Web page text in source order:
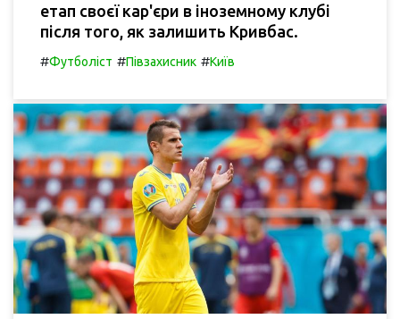
етап своєї кар'єри в іноземному клубі
після того, як залишить Кривбас.
#Футболіст #Півзахисник #Київ